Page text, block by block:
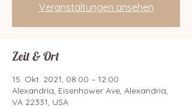
Veranstaltungen ansehen
Zeit & Ort
15. Okt. 2021, 08:00 – 12:00
Alexandria, Eisenhower Ave, Alexandria,
VA 22331, USA